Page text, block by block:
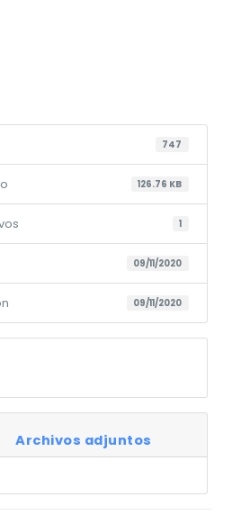
747
126.76 KB
1
09/11/2020
09/11/2020
Archivos adjuntos